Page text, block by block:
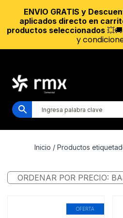
Inicio / Productos
OFERTA
ENVIO GRATIS y
aplicados directo en
productos seleccionados
y